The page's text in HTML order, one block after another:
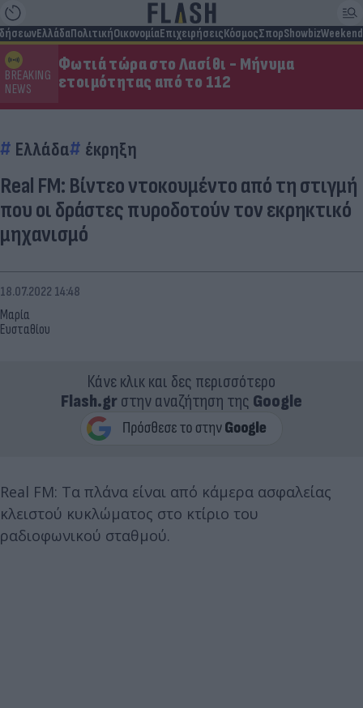
ΕλλάδαΠολιτικήΟικονομίαΕπιχειρήσειςΚόσμοςΣπορShowbizWeekend
BREAKING
NEWS
Φωτιά τώρα στο Λασίθι - Μήνυμα
ετοιμότητας από το 112
Ελλάδα έκρηξη
Real FM: Βίντεο ντοκουμέντο από τη στιγμή
που οι δράστες πυροδοτούν τον εκρηκτικό
μηχανισμό
Μαρία
Ευσταθίου
18.07.2022 14:48
Κάνε κλικ και δες περισσότερο
Flash.grστην αναζήτηση της Google
Real FM: Tα πλάνα είναι από κάμερα ασφαλείας
κλειστού κυκλώματος στο κτίριο του
ραδιοφωνικού σταθμού.